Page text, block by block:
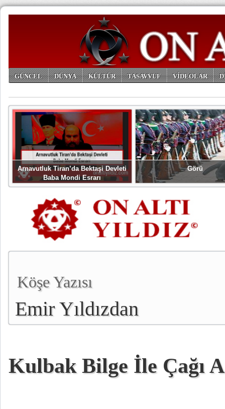
GÜNCEL DÜNYA KÜLTÜR TASAVVUF VİDEOLAR
Arnavutluk Tiran’da Bektaşi Devleti
Baba Mondi Esrarı
Görü
Köşe Yazısı
Emir Yıldızdan
Kulbak Bilge İle Çağı